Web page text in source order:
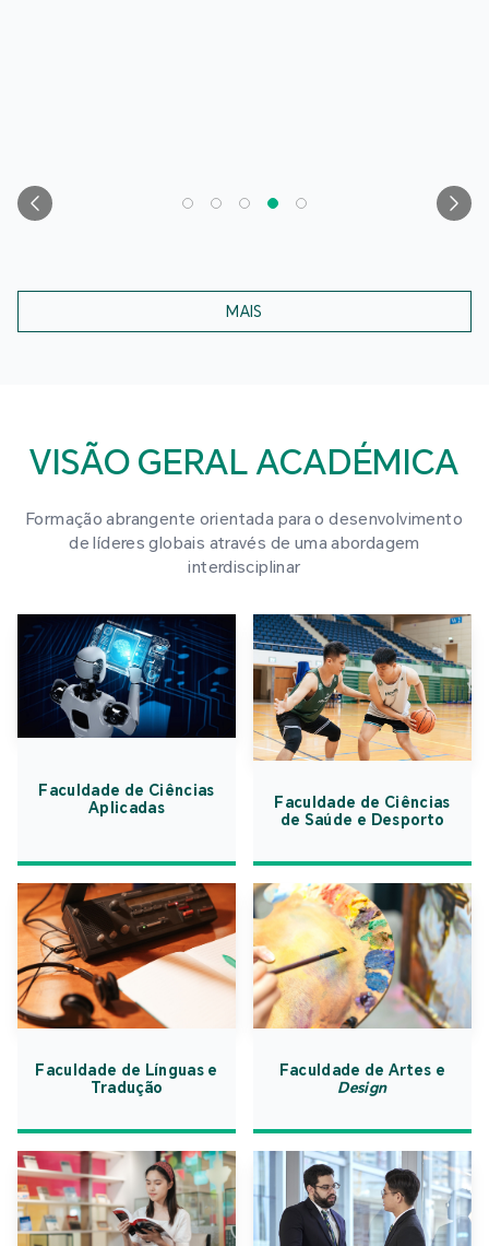
MAIS
VISÃO GERAL ACADÉMICA
Formação abrangente orientada para o desenvolvimento
de líderes globais através de uma abordagem
interdisciplinar
Faculdade de Ciências
Aplicadas
Faculdade de Ciências
de Saúde e Desporto
Faculdade de Línguas e
Tradução
Faculdade de Artes e
Design